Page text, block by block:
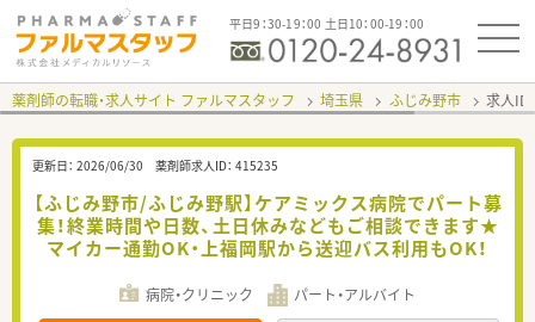
平日9：30-19：00 土日10：00-19：00
薬剤師の転職・求人サイト ファルマスタッフ 埼玉県 ふじみ野市 求人ID
更新日： 2026/06/30 薬剤師求人ID： 415235
【ふじみ野市/ふじみ野駅】ケアミックス病院でパート募
集！終業時間や日数、土日休みなどもご相談できます★
マイカー通勤OK・上福岡駅から送迎バス利用もOK！
病院・クリニック パート・アルバイト